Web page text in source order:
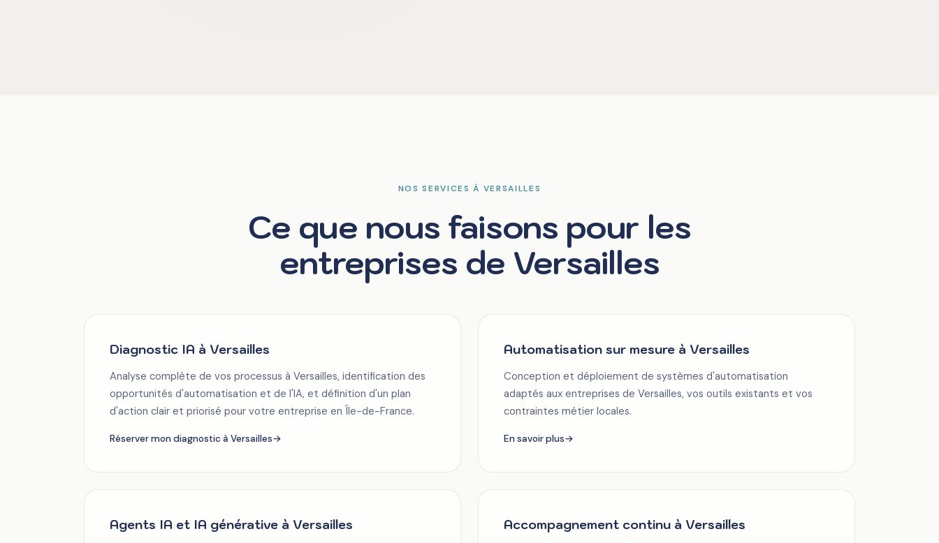
NOS SERVICES À VERSAILLES
Ce que nous faisons pour les
entreprises de Versailles
Diagnostic IA à Versailles
Analyse complète de vos processus à Versailles, identification des
opportunités d'automatisation et de l'IA, et définition d'un plan
d'action clair et priorisé pour votre entreprise en Île-de-France.
Réserver mon diagnostic à Versailles→
Automatisation sur mesure à Versailles
Conception et déploiement de systèmes d'automatisation
adaptés aux entreprises de Versailles, vos outils existants et vos
contraintes métier locales.
En savoir plus→
Agents IA et IA générative à Versailles Accompagnement continu à Versailles